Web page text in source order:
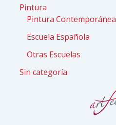
Pintura
Pintura Contemporánea
Escuela Española
Otras Escuelas
Sin categoría